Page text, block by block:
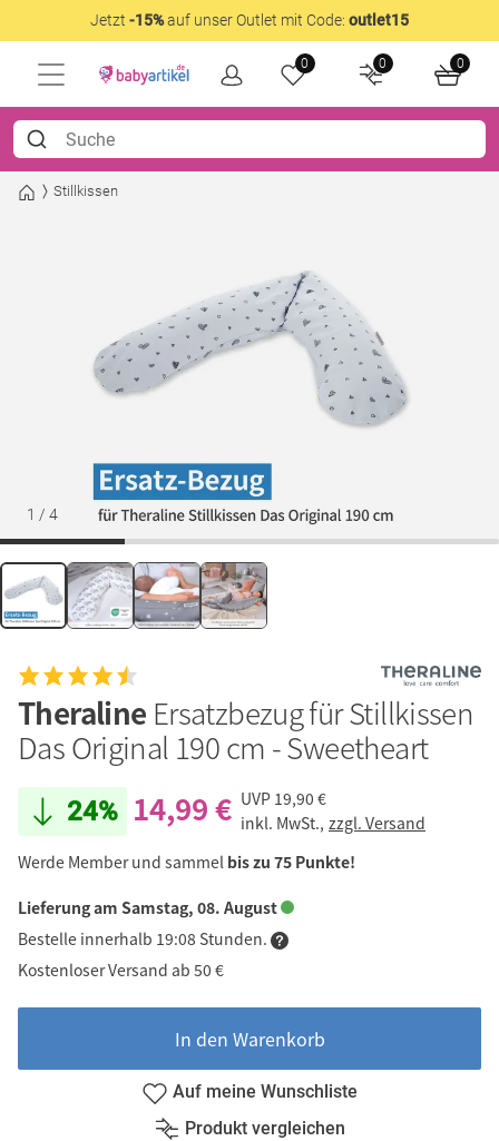
Jetzt -15%auf unser Outlet mit Code: outlet15
0 0 0
Stillkissen
1 / 4
Theraline Ersatzbezug für Stillkissen
Das Original 190 cm - Sweetheart
24% 14,99 € UVP 19,90 €
inkl. MwSt., zzgl. Versand
Werde Member und sammel bis zu 75 Punkte!
Lieferung am Samstag, 08. August
Bestelle innerhalb 19:08 Stunden.
Kostenloser Versand ab 50 €
In den Warenkorb
Auf meine Wunschliste
Produkt vergleichen